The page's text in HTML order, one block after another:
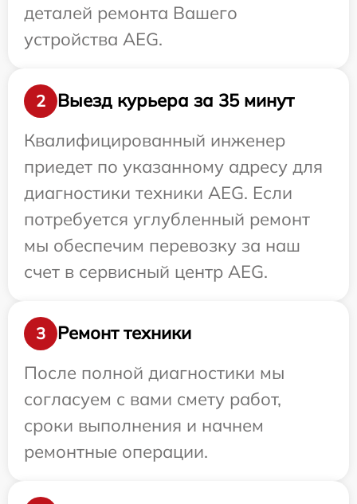
деталей ремонта Вашего
устройства AEG.
2
Выезд курьера за 35 минут
Квалифицированный инженер
приедет по указанному адресу для
диагностики техники AEG. Если
потребуется углубленный ремонт
мы обеспечим перевозку за наш
счет в сервисный центр AEG.
3
Ремонт техники
После полной диагностики мы
согласуем с вами смету работ,
сроки выполнения и начнем
ремонтные операции.